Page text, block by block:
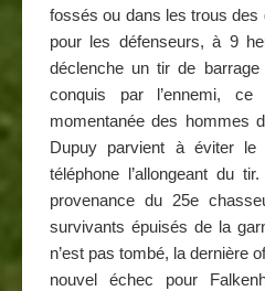
fossés ou dans les trous
pour les défenseurs, à 9
déclenche un tir de
conquis par l’ennemi,
momentanée des hommes
Dupuy parvient à éviter le
téléphone l’allongeant du
provenance du 25e
survivants épuisés de la
n’est pas tombé, la dernière
nouvel échec pour